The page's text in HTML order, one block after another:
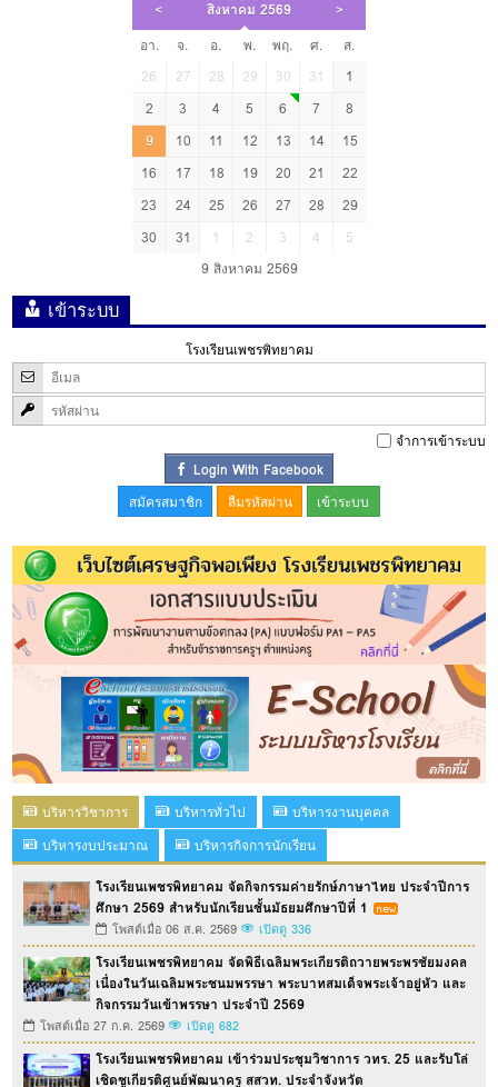
< สิงหาคม 2569
>
อา.
จ. อ. พ. พฤ. ศ.
ส.
26
27 28 29 30 31
1
2
3 4 5 6 7
8
9
10 11 12 13 14
15
16
17 18 19 20 21
22
23
24 25 26 27 28
29
30
31 1 2 3 4
5
9 สิงหาคม 2569
เข้าระบบ
โรงเรียนเพชรพิทยาคม
จำการเข้าระบบ
Login With Facebook
สมัครสมาชิก
ลืมรหัสผ่าน
บริหารวิชาการ บริหารทั่วไป
บริหารงานบุคคล
บริหารงบประมาณ
บริหารกิจการนักเรียน
โรงเรียนเพชรพิทยาคม จัดกิจกรรมค่ายรักษ์ภาษาไทย ประจำปีการ
ศึกษา 2569 สำหรับนักเรียนชั้นมัธยมศึกษาปีที่ 1
โพสต์เมื่อ 06 ส.ค. 2569 เปิดดู 336
โรงเรียนเพชรพิทยาคม จัดพิธีเฉลิมพระเกียรติถวายพระพรชัยมงคล
เนื่องในวันเฉลิมพระชนมพรรษา พระบาทสมเด็จพระเจ้าอยู่หัว และ
กิจกรรมวันเข้าพรรษา ประจำปี 2569
โพสต์เมื่อ 27 ก.ค. 2569 เปิดดู 682
โรงเรียนเพชรพิทยาคม เข้าร่วมประชุมวิชาการ วทร. 25 และรับโล่
เชิดชูเกียรติศูนย์พัฒนาครู สสวท. ประจำจังหวัด